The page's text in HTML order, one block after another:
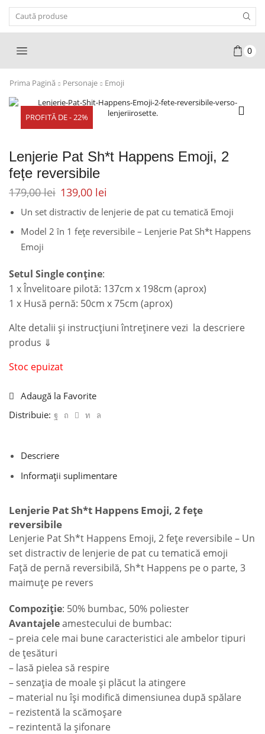
Input
0
Prima Pagină Personaje Emoji
PROFITĂ DE - 22%
Lenjerie Pat Sh*t Happens Emoji, 2
fețe reversibile
179,00lei 139,00 lei
Un set distractiv de lenjerie de pat cu tematică Emoji
Model 2 în 1 fețe reversibile – Lenjerie Pat Sh*t Happens
Emoji
Setul Single conține:
1 x Învelitoare pilotă: 137cm x 198cm (aprox)
1 x Husă pernă: 50cm x 75cm (aprox)
Alte detalii și instrucțiuni întreținere vezi la descriere
produs ⇓
Stoc epuizat
Adaugă la Favorite
Distribuie:
Descriere
Informații suplimentare
Lenjerie Pat Sh*t Happens Emoji, 2 fețe
reversibile
Lenjerie Pat Sh*t Happens Emoji, 2 fețe reversibile – Un
set distractiv de lenjerie de pat cu tematică emoji
Față de pernă reversibilă, Sh*t Happens pe o parte, 3
maimuțe pe revers
Compoziție: 50% bumbac, 50% poliester
Avantajeleamestecului de bumbac:
– preia cele mai bune caracteristici ale ambelor tipuri
de țesături
– lasă pielea să respire
– senzația de moale și plăcut la atingere
– material nu își modifică dimensiunea după spălare
– rezistentă la scămoșare
– rezintentă la șifonare